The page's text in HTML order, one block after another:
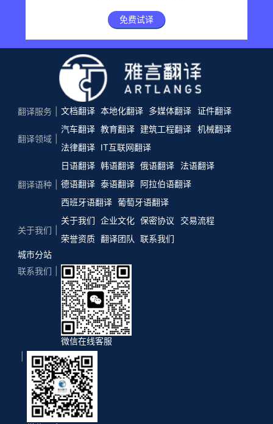
免费试译
翻译服务 文档翻译 本地化翻译 多媒体翻译 证件翻译
翻译领域
汽车翻译 教育翻译 建筑工程翻译 机械翻译
法律翻译
IT互联网翻译
翻译语种
日语翻译 韩语翻译 俄语翻译
法语翻译
德语翻译 泰语翻译 阿拉伯语翻译
西班牙语翻译 葡萄牙语翻译
关于我们
关于我们 企业文化 保密协议
交易流程
荣誉资质 翻译团队
联系我们
城市分站
联系我们
微信在线客服